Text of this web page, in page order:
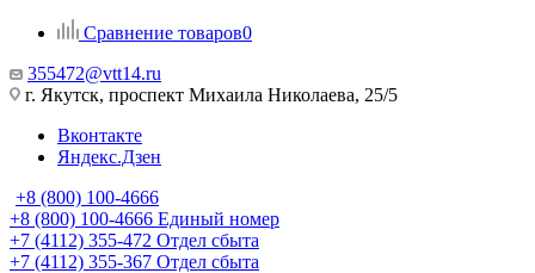
Сравнение товаров0
355472@vtt14.ru
г. Якутск, проспект Михаила Николаева, 25/5
Вконтакте
Яндекс.Дзен
+8 (800) 100-4666
+8 (800) 100-4666 Единый номер
+7 (4112) 355-472 Отдел сбыта
+7 (4112) 355-367 Отдел сбыта